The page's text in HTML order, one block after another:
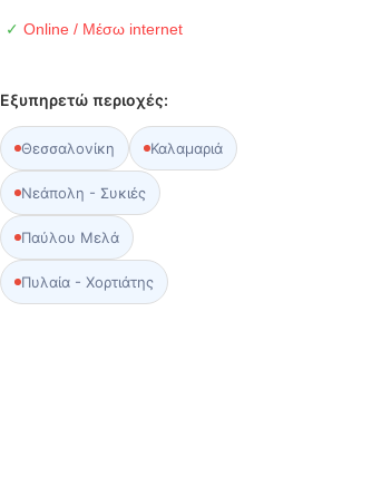
✓ Online / Μέσω internet
Εξυπηρετώ περιοχές:
Θεσσαλονίκη Καλαμαριά
Νεάπολη - Συκιές
Παύλου Μελά
Πυλαία - Χορτιάτης